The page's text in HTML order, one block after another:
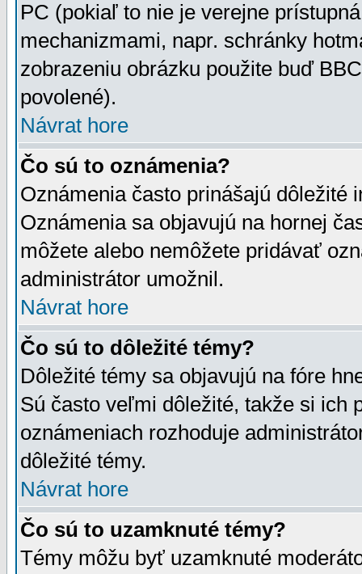
PC (pokiaľ to nie je verejne
mechanizmami, napr. schránky
zobrazeniu obrázku použite buď
povolené).
Návrat hore
Čo sú to oznámenia?
Oznámenia často prinášajú dôležité
Oznámenia sa objavujú na hornej
môžete alebo nemôžete pridávať
administrátor umožnil.
Návrat hore
Čo sú to dôležité témy?
Dôležité témy sa objavujú na fóre
Sú často veľmi dôležité, takže si ich
oznámeniach rozhoduje
dôležité témy.
Návrat hore
Čo sú to uzamknuté témy?
Témy môžu byť uzamknuté